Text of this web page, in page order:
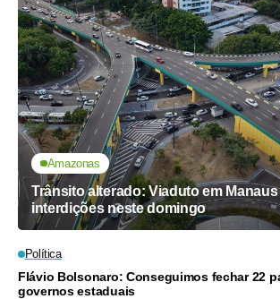
Amazonas
Trânsito alterado: Viaduto em
interdições neste domingo
Política
Flávio Bolsonaro: Conseguimos fechar 22
governos estaduais